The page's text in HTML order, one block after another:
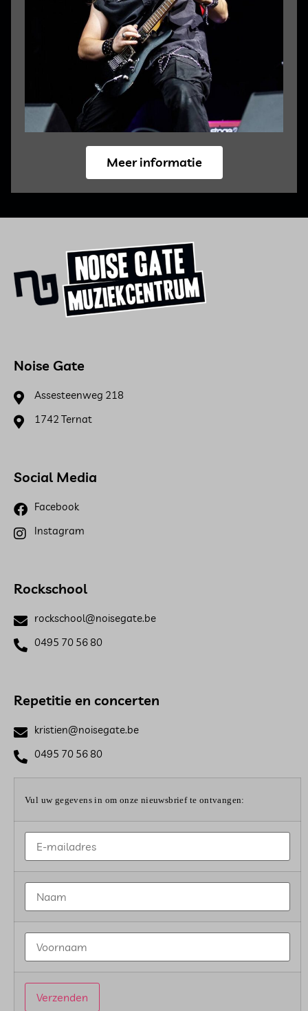
Meer informatie
Noise Gate
Assesteenweg 218
1742 Ternat
Social Media
Facebook
Instagram
Rockschool
rockschool@noisegate.be
0495 70 56 80
Repetitie en concerten
kristien@noisegate.be
0495 70 56 80
Vul uw gegevens in om onze nieuwsbrief te ontvangen: